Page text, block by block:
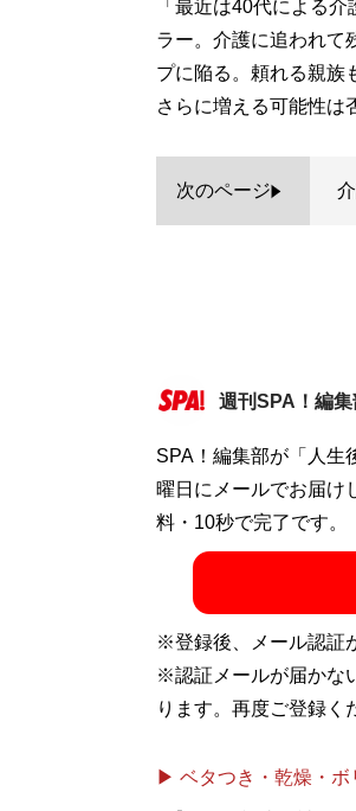
「最近は40代による
ラー。介護に追われて
プに陥る。頼れる親族
さらに増える可能性は
次のページ
週刊SPA！編集
記事一覧へ
SPA！編集部が「人生
曜日にメールでお届け
料・10秒で完了です。
※登録後、メール認証
※認証メールが届かな
ります。再度ご登録く
▶ ベタつき・乾燥・ボ